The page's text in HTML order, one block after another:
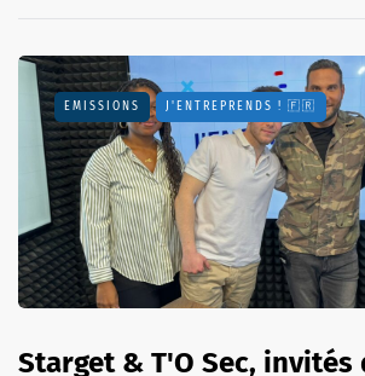
EMISSIONS J'ENTREPRENDS ! 🇫🇷
Starget & T'O Sec, invités